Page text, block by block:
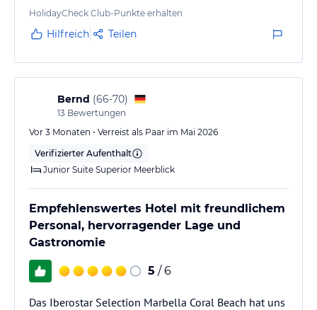
ohne Gewähr und ohne Prüfung durch HolidayCheck. Bitte
lies vor der Buchung die verbindlichen
des
HolidayCheck Club-Punkte erhalten
Hilfreich Teilen
Bernd (66-70)
13 Bewertungen
Vor 3 Monaten • Verreist als Paar im Mai 2026
Verifizierter Aufenthalt
Junior Suite Superior Meerblick
Empfehlenswertes Hotel mit freundlichem
Personal, hervorragender Lage und
Gastronomie
5 / 6
Das Iberostar Selection Marbella Coral Beach hat uns